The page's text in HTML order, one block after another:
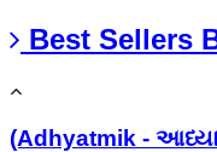
Best Sellers
(Adhyatmik -